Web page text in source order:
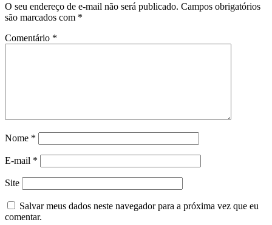
O seu endereço de e-mail não será publicado. Campos obrigatórios
são marcados com *
Comentário *
Nome *
E-mail *
Site
Salvar meus dados neste navegador para a próxima vez que eu
comentar.